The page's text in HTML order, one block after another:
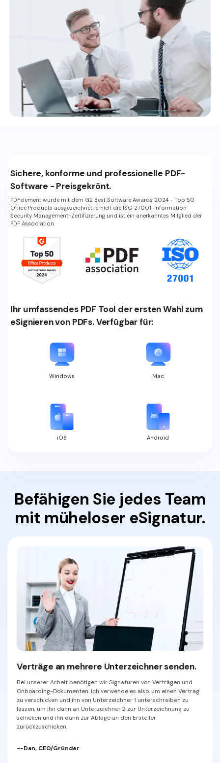
Sichere, konforme und professionelle PDF-
Software - Preisgekrönt.
PDFelement wurde mit dem G2 Best Software Awards 2024 - Top 50
Office Products ausgezeichnet, erhielt die ISO 27001-Information
Security Management-Zertifizierung und ist ein anerkanntes Mitglied der
PDF Association.
Ihr umfassendes PDF Tool der ersten Wahl zum
eSignieren von PDFs. Verfügbar für:
Windows Mac
iOS Android
Befähigen Sie jedes Team
mit müheloser eSignatur.
Dokumente bequem online signieren.
Bei meiner Arbeit muss ich Dokumente unterschreiben und sie an
andere Büros und Personen schicken. Es ist sehr praktisch, dass
man nicht rausgehen muss, um ein Dokument zu unterschreiben,
sondern dass man es online unterschreiben kann.
--Mario G. Camacho, Lehrer